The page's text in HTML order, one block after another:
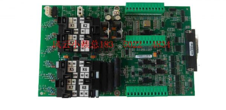
关于我们
联系我们